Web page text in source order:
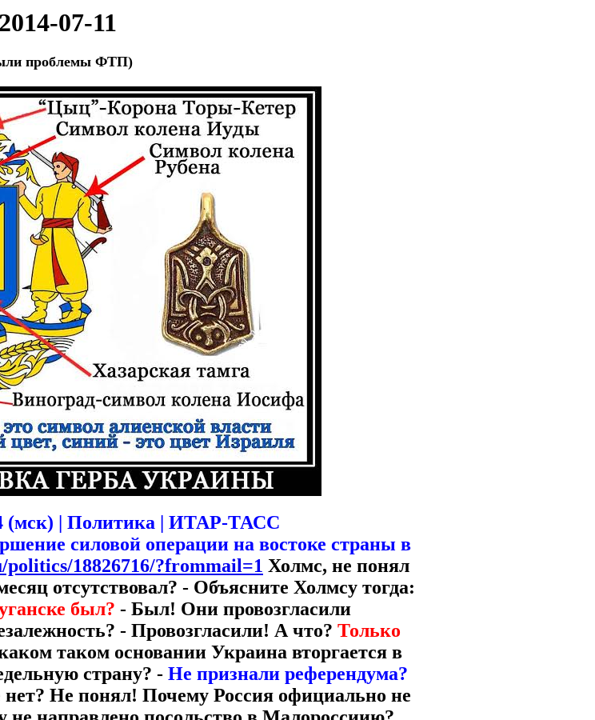
2014-07-11
проблемы ФТП)
(мск) | Политика | ИТАР-ТАСС
силовой операции на востоке страны в
18826716/?frommail=1 Холмс, не понял
отсутствовал? - Объясните Холмсу тогда:
был? - Был! Они провозгласили
- Провозгласили! А что? Только
таком основании Украина вторгается в
страну? - Не признали референдума?
Не понял! Почему Россия официально не